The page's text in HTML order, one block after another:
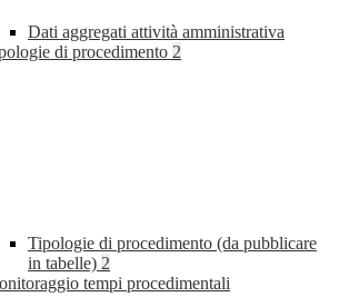
Dati aggregati attività amministrativa
di procedimento 2
Tipologie di procedimento (da pubblicare
in tabelle) 2
tempi procedimentali